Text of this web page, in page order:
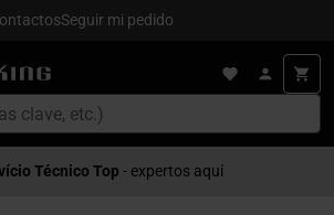
Seguir mi pedido
Técnico Top - expertos aquí